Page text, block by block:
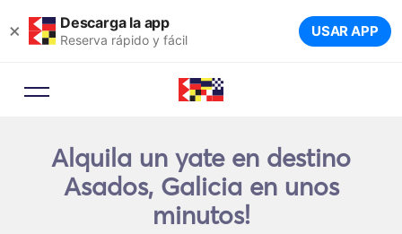
× Descarga la app
Reserva rápido y fácil USAR APP
Alquila un yate en destino
Asados, Galicia en unos
minutos!